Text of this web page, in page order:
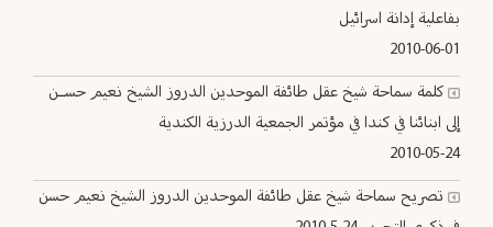
بفاعلية إدانة اسرائيل
2010-06-01
كلمة سماحة شيخ عقل طائفة الموحدين الدروز الشيخ نعيم حســن
إلى ابنائنا في كندا في مؤتمر الجمعية الدرزية الكندية
2010-05-24
تصريح سماحة شيخ عقل طائفة الموحدين الدروز الشيخ نعيم حسن